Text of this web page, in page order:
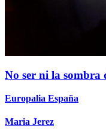
No ser ni la sombra
Europalia España
Maria Jerez